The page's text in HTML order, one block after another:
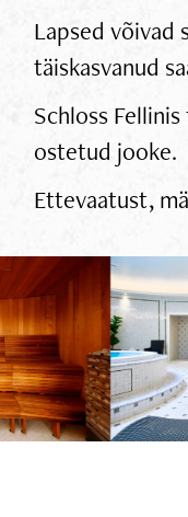
Lapsed võivad
täiskasvanud
Schloss
ostetud jooke.
Ettevaatust,